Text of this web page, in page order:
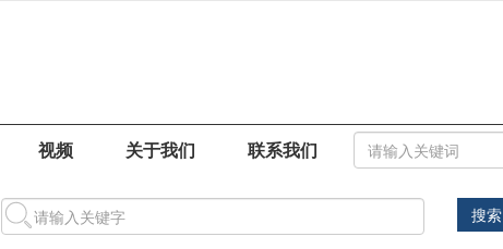
视频 关于我们 联系我们
搜索